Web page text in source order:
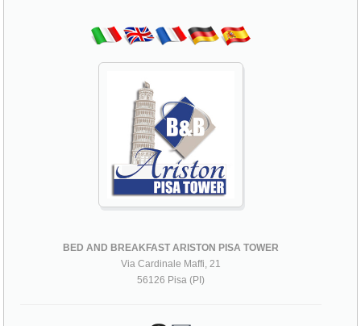
BED AND BREAKFAST ARISTON PISA TOWER
Via Cardinale Maffi, 21
56126 Pisa (PI)